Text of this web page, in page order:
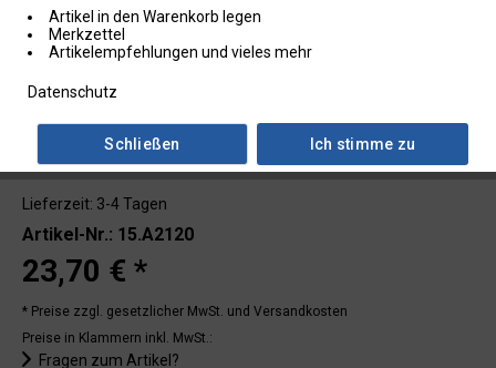
Lieferzeit: 3-4 Tagen
Artikel-Nr.: 15.A2120
23,70 € *
* Preise zzgl. gesetzlicher MwSt. und Versandkosten
Preise in Klammern inkl. MwSt.:
Fragen zum Artikel?
Artikel in den Warenkorb legen
Merkzettel
Artikelempfehlungen und vieles mehr
Datenschutz
Ich stimme zu
Schließen